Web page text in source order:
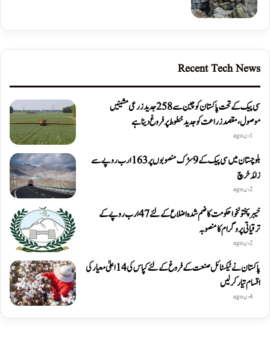
Recent Tech News
سی پیک کے تحت پاکستان کو چین سے 258 جدید زرعی مشینیں
موصول،مقصد زراعت کو جدید خطوط پر فروغ دینا ہے
1 دن ago
بلوچستان میں سی پیک کے 9 سڑک منصوبوں پر 163 ارب روپے سے
زائد خرچ
2 دن ago
خیبرپختونخوا حکومت کا ضم شدہ اضلاع کے لئے 47 ارب روپے کے
ترقیاتی پروگرام کا منصوبہ
2 دن ago
پاکستان نے ٹیکسٹائل صنعت کے فروغ کے لئے کپاس کی 14 اعلیٰ معیار کی
اقسام تیار کر لیں
4 دن ago